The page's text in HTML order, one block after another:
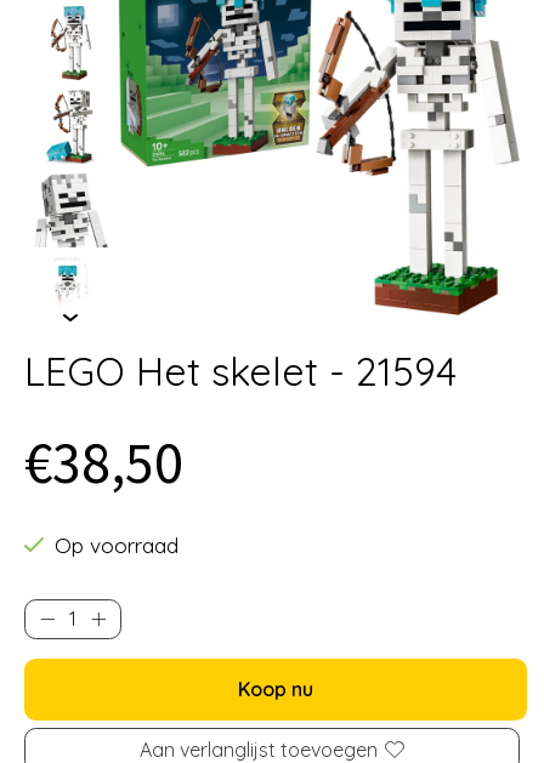
LEGO Het skelet - 21594
€38,50
Op voorraad
Koop nu
Aan verlanglijst toevoegen